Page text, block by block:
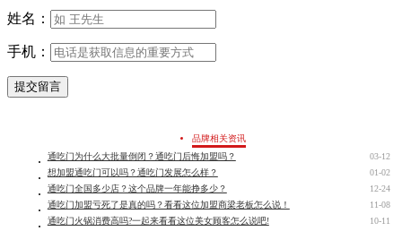
姓名：
手机：
提交留言
品牌相关资讯
通吃门为什么大批量倒闭？通吃门后悔加盟吗？
03-12
想加盟通吃门可以吗？通吃门发展怎么样？
01-02
通吃门全国多少店？这个品牌一年能挣多少？
12-24
通吃门加盟亏死了是真的吗？看看这位加盟商梁老板怎么说！
11-08
通吃门火锅消费高吗?一起来看看这位美女顾客怎么说吧!
10-11